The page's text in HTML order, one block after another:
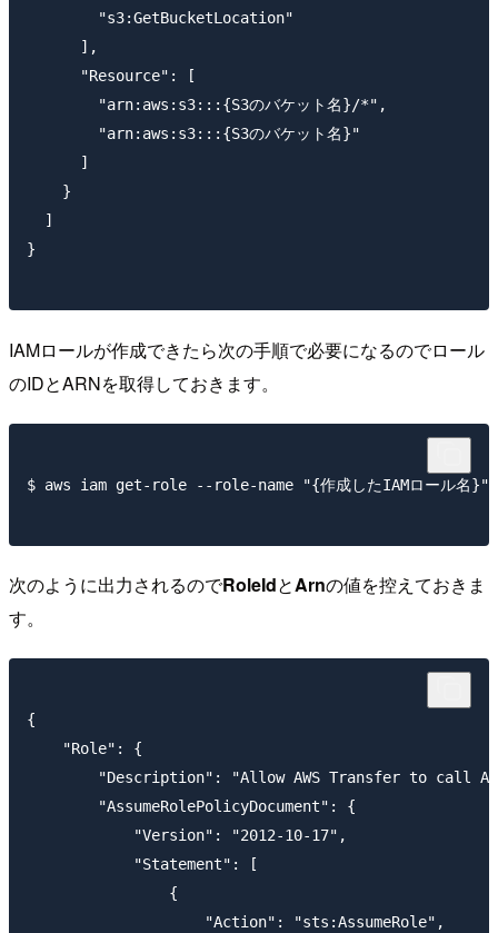
        "s3:GetBucketLocation"
      ],
      "Resource": [
        "arn:aws:s3:::{S3のバケット名}/*",
        "arn:aws:s3:::{S3のバケット名}"
      ]
    }
  ]
}
IAMロールが作成できたら次の手順で必要になるのでロール
のIDとARNを取得しておきます。
$ aws iam get-role --role-name "{作成したIAMロール名}"
次のように出力されるのでRoleIdとArnの値を控えておきま
す。
{
    "Role": {
"Description": "Allow AWS Transfer to call
        "AssumeRolePolicyDocument": {
            "Version": "2012-10-17",
            "Statement": [
                {
                    "Action": "sts:AssumeRole",